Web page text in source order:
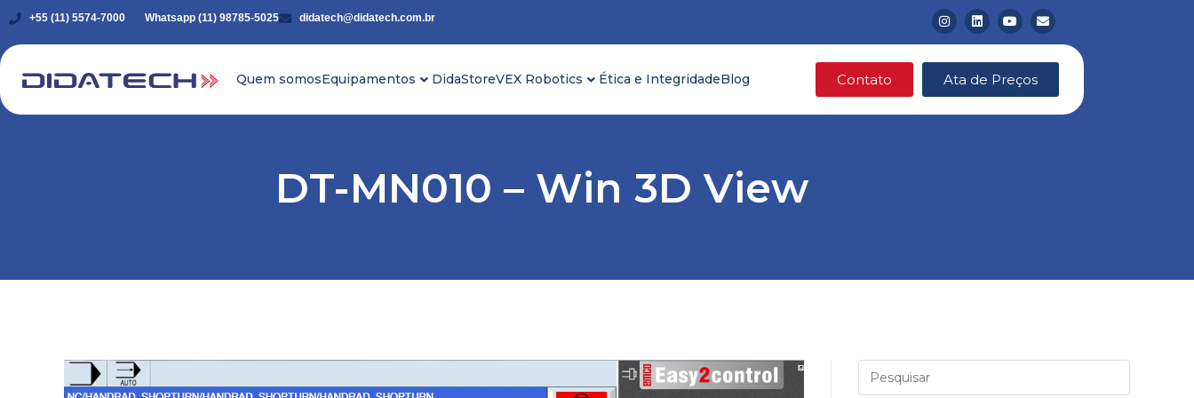
+55 (11) 5574-7000 Whatsapp (11) 98785-5025 didatech@didatech.com.br
Quem somosEquipamentos DidaStoreVEX Robotics Ética e IntegridadeBlog Contato Ata de Preços
DT-MN010 – Win 3D View